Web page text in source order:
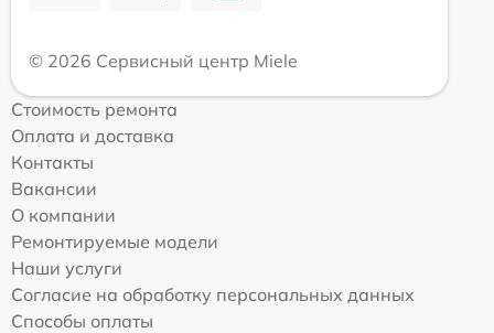
© 2026 Сервисный центр Miele
Стоимость ремонта
Оплата и доставка
Контакты
Вакансии
О компании
Ремонтируемые модели
Наши услуги
Согласие на обработку персональных данных
Способы оплаты